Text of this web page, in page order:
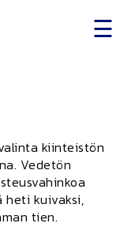
kiinteistön
Vedetön
heti kuivaksi,
tien.